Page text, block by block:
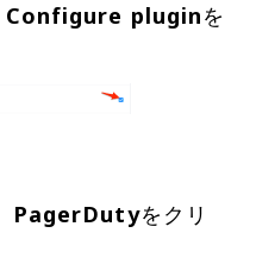
Configure pluginを
PagerDutyをクリ